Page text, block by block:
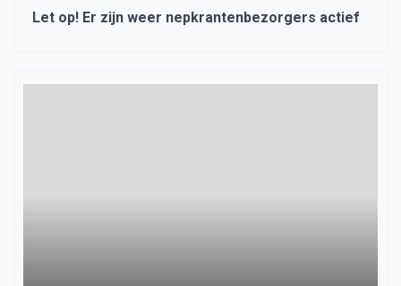
Let op! Er zijn weer nepkrantenbezorgers actief